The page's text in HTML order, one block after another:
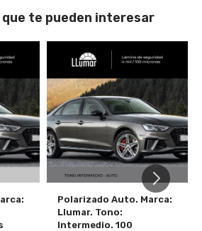
te pueden interesar
Polarizado Auto. Marca:
Llumar. Tono:
Intermedio. 100